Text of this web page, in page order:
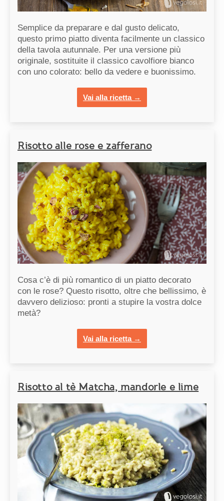
Semplice da preparare e dal gusto delicato,
questo primo piatto diventa facilmente un classico
della tavola autunnale. Per una versione più
originale, sostituite il classico cavolfiore bianco
con uno colorato: bello da vedere e buonissimo.
Vai alla ricetta →
Risotto alle rose e zafferano
Cosa c’è di più romantico di un piatto decorato
con le rose? Questo risotto, oltre che bellissimo, è
davvero delizioso: pronti a stupire la vostra dolce
metà?
Vai alla ricetta →
Risotto al tè Matcha, mandorle e lime